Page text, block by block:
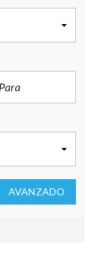
AVANZADO